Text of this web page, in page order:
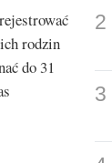
rodzin
do 31
2
3